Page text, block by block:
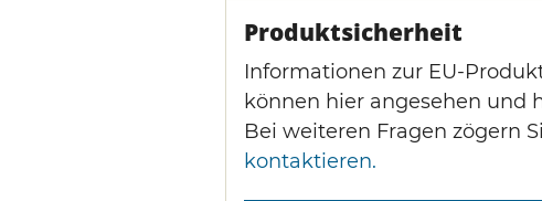
Produktsicherheit
Informationen zur EU-
können hier angesehen und
Bei weiteren Fragen zögern
kontaktieren.